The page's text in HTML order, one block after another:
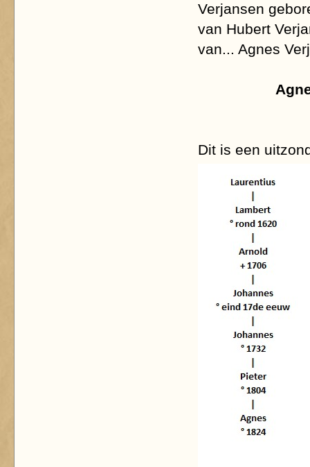
Verjansen
van Hubert
van... Agnes
Dit is een